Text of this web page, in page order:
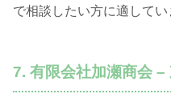
で相談したい方に適してい
7. 有限会社加瀬商会 –